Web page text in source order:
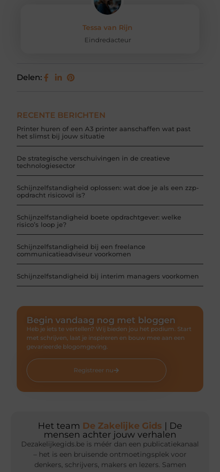
Tessa van Rijn
Eindredacteur
Delen:
RECENTE BERICHTEN
Printer huren of een A3 printer aanschaffen wat past
het slimst bij jouw situatie
De strategische verschuivingen in de creatieve
technologiesector
Schijnzelfstandigheid oplossen: wat doe je als een zzp-
opdracht risicovol is?
Schijnzelfstandigheid boete opdrachtgever: welke
risico’s loop je?
Schijnzelfstandigheid bij een freelance
communicatieadviseur voorkomen
Schijnzelfstandigheid bij interim managers voorkomen
Begin vandaag nog met bloggen
Heb je iets te vertellen? Wij bieden jou het podium. Start
met schrijven, laat je inspireren en bouw mee aan een
gevarieerde blogomgeving.
Registreer nu
Het team De Zakelijke Gids | De
mensen achter jouw verhalen
Dezakelijkegids.be is méér dan een publicatiekanaal
– het is een bruisende ontmoetingsplek voor
denkers, schrijvers, makers en lezers. Samen